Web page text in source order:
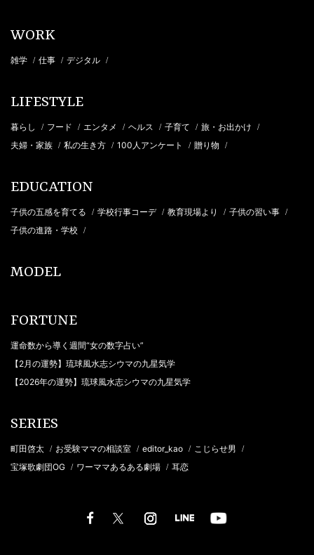
WORK
雑学 / 仕事 / デジタル /
LIFESTYLE
暮らし / フード / エンタメ / ヘルス / 子育て / 旅・お出かけ /
夫婦・家族 / 私の生き方 / 100人アンケート / 贈り物 /
EDUCATION
子供の五感を育てる / 学校行事コーデ / 教育現場より / 子供の習い事 /
子供の進路・学校 /
MODEL
FORTUNE
運命数から導く週間“女の数字占い”
【2月の運勢】琉球風水志シウマの九星気学
【2026年の運勢】琉球風水志シウマの九星気学
SERIES
町田啓太 / お受験ママの相談室 / editor_kao / こじらせ男 /
宝塚歌劇団OG / ワーママあるある劇場 / 耳恋